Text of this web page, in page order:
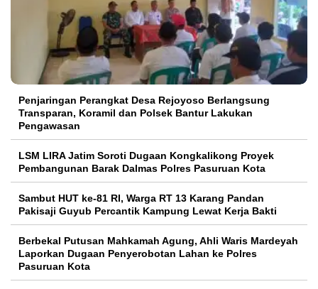
Penjaringan Perangkat Desa Rejoyoso Berlangsung
Transparan, Koramil dan Polsek Bantur Lakukan
Pengawasan
LSM LIRA Jatim Soroti Dugaan Kongkalikong Proyek
Pembangunan Barak Dalmas Polres Pasuruan Kota
Sambut HUT ke-81 RI, Warga RT 13 Karang Pandan
Pakisaji Guyub Percantik Kampung Lewat Kerja Bakti
Berbekal Putusan Mahkamah Agung, Ahli Waris Mardeyah
Laporkan Dugaan Penyerobotan Lahan ke Polres
Pasuruan Kota